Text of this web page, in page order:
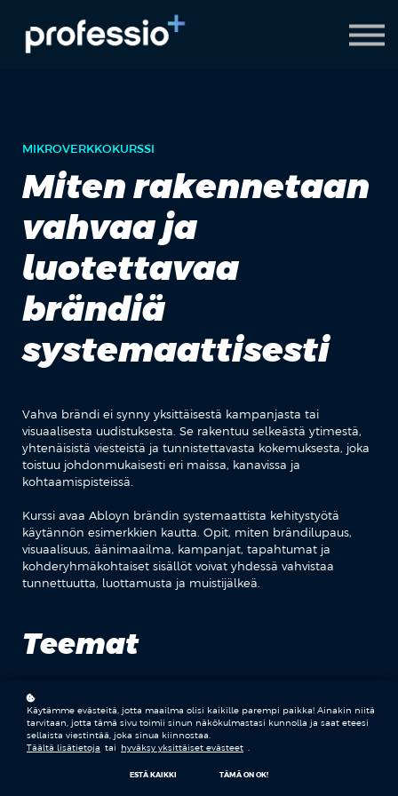
AI Coach
Pyydä demo
MIKROVERKKOKURSSI
Miten rakennetaan
vahvaa ja
luotettavaa
brändiä
systemaattisesti
Vahva brändi ei synny yksittäisestä kampanjasta tai
visuaalisesta uudistuksesta. Se rakentuu selkeästä ytimestä,
yhtenäisistä viesteistä ja tunnistettavasta kokemuksesta, joka
toistuu johdonmukaisesti eri maissa, kanavissa ja
kohtaamispisteissä.
Kurssi avaa Abloyn brändin systemaattista kehitystyötä
käytännön esimerkkien kautta. Opit, miten brändilupaus,
visuaalisuus, äänimaailma, kampanjat, tapahtumat ja
kohderyhmäkohtaiset sisällöt voivat yhdessä vahvistaa
tunnettuutta, luottamusta ja muistijälkeä.
Teemat
LUOTTAMUS
KOHDERYHMÄT
Käytämme evästeitä, jotta maailma olisi kaikille parempi paikka! Ainakin niitä
tarvitaan, jotta tämä sivu toimii sinun näkökulmastasi kunnolla ja saat eteesi
sellaista viestintää, joka sinua kiinnostaa.
Täältä lisätietoja tai hyväksy yksittäiset evästeet
ESTÄ KAIKKI TÄMÄ ON OK!